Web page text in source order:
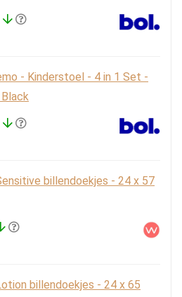
- Kinderstoel - 4 in 1 Set -
billendoekjes - 24 x 57
billendoekjes - 24 x 65